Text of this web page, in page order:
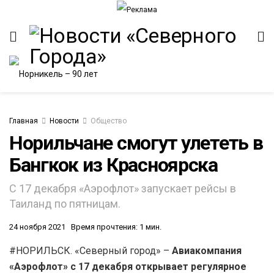
Главная Новости Общество
Норильчане смогут улететь в
Бангкок из Красноярска
С 17 декабря «Аэрофлот» запускает рейсы в
Таиланд по пятницам.
24 ноября 2021 Время прочтения: 1 мин.
#НОРИЛЬСК. «Северный город» – Авиакомпания
«Аэрофлот» с 17 декабря открывает регулярное